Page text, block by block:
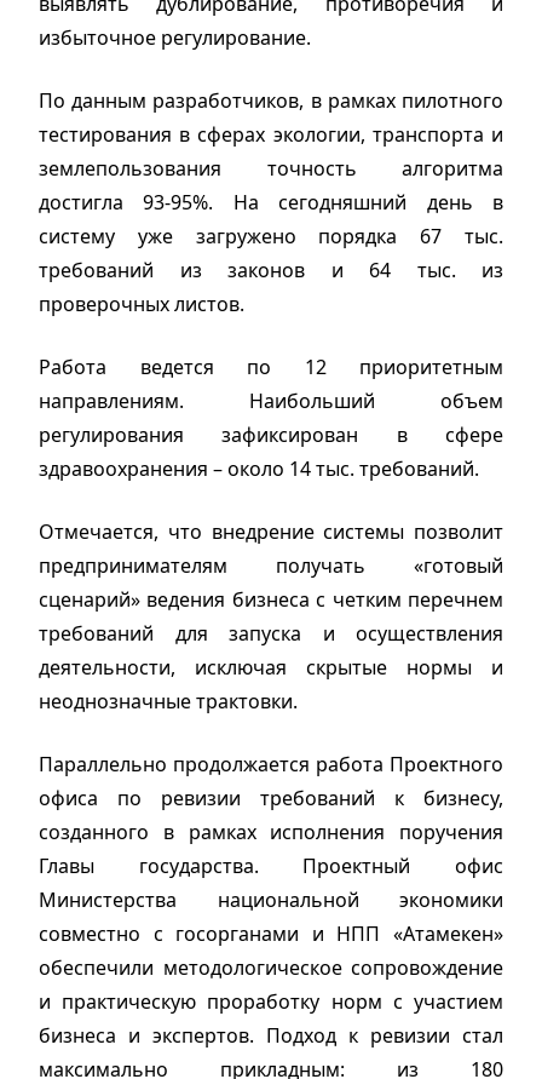
избыточное регулирование.
По данным разработчиков, в рамках пилотного
тестирования в сферах экологии, транспорта и
землепользования точность алгоритма
достигла 93-95%. На сегодняшний день в
систему уже загружено порядка 67 тыс.
требований из законов и 64 тыс. из
проверочных листов.
Работа ведется по 12 приоритетным
направлениям. Наибольший объем
регулирования зафиксирован в сфере
здравоохранения – около 14 тыс. требований.
Отмечается, что внедрение системы позволит
предпринимателям получать «готовый
сценарий» ведения бизнеса с четким перечнем
требований для запуска и осуществления
деятельности, исключая скрытые нормы и
неоднозначные трактовки.
Параллельно продолжается работа Проектного
офиса по ревизии требований к бизнесу,
созданного в рамках исполнения поручения
Главы государства. Проектный офис
Министерства национальной экономики
совместно с госорганами и НПП «Атамекен»
обеспечили методологическое сопровождение
и практическую проработку норм с участием
бизнеса и экспертов. Подход к ревизии стал
максимально прикладным: из 180